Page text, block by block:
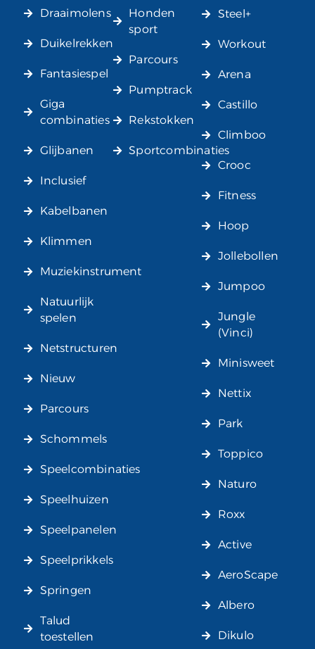
Draaimolens
Duikelrekken
Fantasiespel
Giga
combinaties
Glijbanen
Inclusief
Kabelbanen
Klimmen
Muziekinstrument
Natuurlijk
spelen
Netstructuren
Nieuw
Parcours
Schommels
Speelcombinaties
Speelhuizen
Speelpanelen
Speelprikkels
Springen
Talud
toestellen
Honden
sport
Parcours
Pumptrack
Rekstokken
Sportcombinaties
Steel+
Workout
Arena
Castillo
Climboo
Crooc
Fitness
Hoop
Jollebollen
Jumpoo
Jungle
(Vinci)
Minisweet
Nettix
Park
Toppico
Naturo
Roxx
Active
AeroScape
Albero
Dikulo